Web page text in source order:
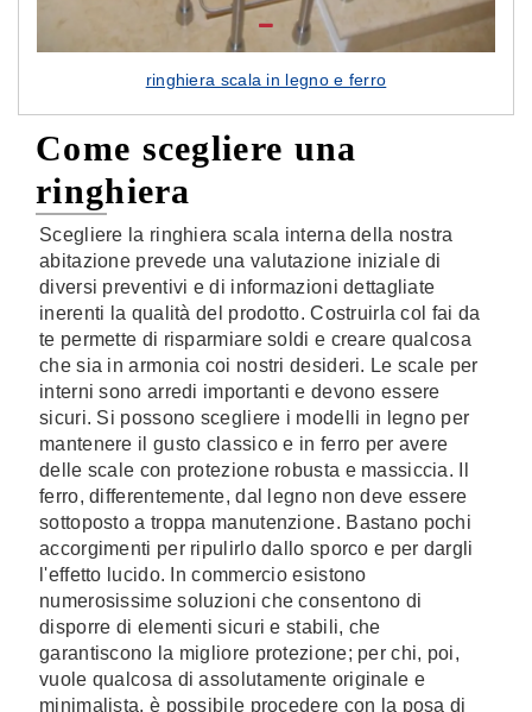
ringhiera scala in legno e ferro
Come scegliere una
ringhiera
Scegliere la ringhiera scala interna della nostra
abitazione prevede una valutazione iniziale di
diversi preventivi e di informazioni dettagliate
inerenti la qualità del prodotto. Costruirla col fai da
te permette di risparmiare soldi e creare qualcosa
che sia in armonia coi nostri desideri. Le scale per
interni sono arredi importanti e devono essere
sicuri. Si possono scegliere i modelli in legno per
mantenere il gusto classico e in ferro per avere
delle scale con protezione robusta e massiccia. Il
ferro, differentemente, dal legno non deve essere
sottoposto a troppa manutenzione. Bastano pochi
accorgimenti per ripulirlo dallo sporco e per dargli
l'effetto lucido. In commercio esistono
numerosissime soluzioni che consentono di
disporre di elementi sicuri e stabili, che
garantiscono la migliore protezione; per chi, poi,
vuole qualcosa di assolutamente originale e
minimalista, è possibile procedere con la posa di